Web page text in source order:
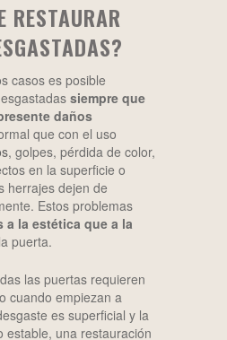
RESTAURAR
casos es posible
siempre que
daños
que con el uso
, golpes, pérdida de color,
en la superficie o
herrajes dejen de
Estos problemas
a la estética que a la
puerta.
las puertas requieren
cuando empiezan a
es superficial y la
estable, una restauración